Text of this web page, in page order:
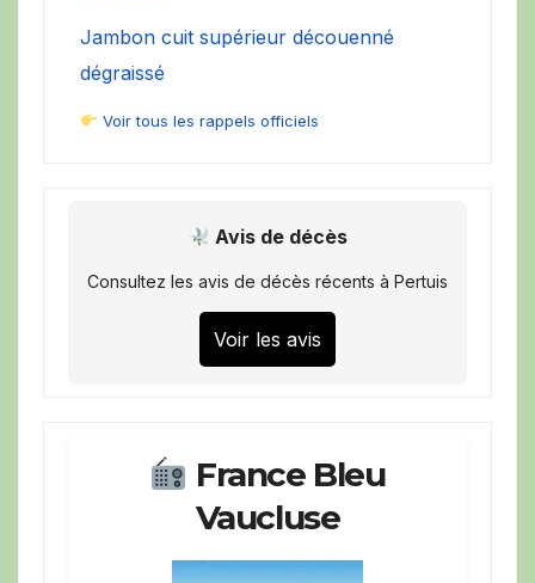
Jambon cuit supérieur découenné
dégraissé
Voir tous les rappels officiels
Avis de décès
Consultez les avis de décès récents à Pertuis
Voir les avis
France Bleu
Vaucluse